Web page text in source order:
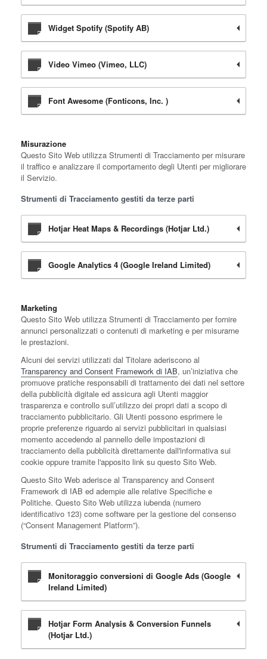
Widget Spotify (Spotify AB)
Video Vimeo (Vimeo, LLC)
Font Awesome (Fonticons, Inc. )
Misurazione
Questo Sito Web utilizza Strumenti di Tracciamento per misurare
il traffico e analizzare il comportamento degli Utenti per migliorare
il Servizio.
Strumenti di Tracciamento gestiti da terze parti
Hotjar Heat Maps & Recordings (Hotjar Ltd.)
Google Analytics 4 (Google Ireland Limited)
Marketing
Questo Sito Web utilizza Strumenti di Tracciamento per fornire
annunci personalizzati o contenuti di marketing e per misurarne
le prestazioni.
Alcuni dei servizi utilizzati dal Titolare aderiscono al
Transparency and Consent Framework di IAB, un’iniziativa che
promuove pratiche responsabili di trattamento dei dati nel settore
della pubblicità digitale ed assicura agli Utenti maggior
trasparenza e controllo sull’utilizzo dei propri dati a scopo di
tracciamento pubblicitario. Gli Utenti possono esprimere le
proprie preferenze riguardo ai servizi pubblicitari in qualsiasi
momento accedendo al pannello delle impostazioni di
tracciamento della pubblicità direttamente dall'informativa sui
cookie oppure tramite l'apposito link su questo Sito Web.
Questo Sito Web aderisce al Transparency and Consent
Framework di IAB ed adempie alle relative Specifiche e
Politiche. Questo Sito Web utilizza iubenda (numero
identificativo 123) come software per la gestione del consenso
(“Consent Management Platform”).
Strumenti di Tracciamento gestiti da terze parti
Monitoraggio conversioni di Google Ads (Google
Ireland Limited)
Hotjar Form Analysis & Conversion Funnels
(Hotjar Ltd.)